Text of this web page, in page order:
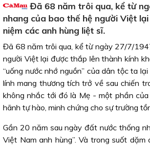
Đã 68 năm trôi qua, kể từ
nhang của bao thế hệ người Việt
niệm các anh hùng liệt sĩ.
Đã 68 năm trôi qua, kể từ ngày 27/7/
người Việt lại được thắp lên thành kính
“uống nước nhớ nguồn” của dân tộc ta
lính mang thương tích trở về sau chiến
không nhắc tới đó là Mẹ - một phần
hãnh tự hào, minh chứng cho sự trường
Gần 20 năm sau ngày đất nước thống
Việt Nam anh hùng”. Và trong suốt